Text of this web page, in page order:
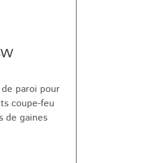
paroi pour
coupe-feu
de gaines